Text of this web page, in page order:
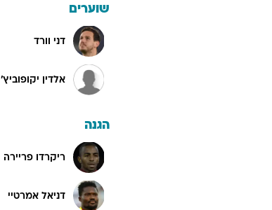
שוערים
דני וורד
אלדין יקופוביץ'
הגנה
ריקרדו פריירה
דניאל אמרטיי